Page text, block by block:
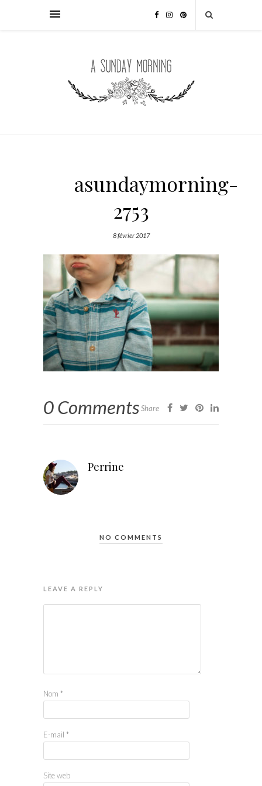
asundaymorning-
2753
8 février 2017
0 CommentsShare
Perrine
NO COMMENTS
LEAVE A REPLY
Nom *
E-mail *
Site web